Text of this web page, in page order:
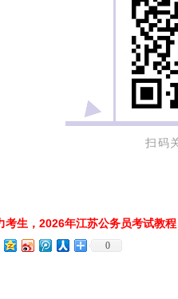
扫码
考生，2026年江苏公务员考试教程
0